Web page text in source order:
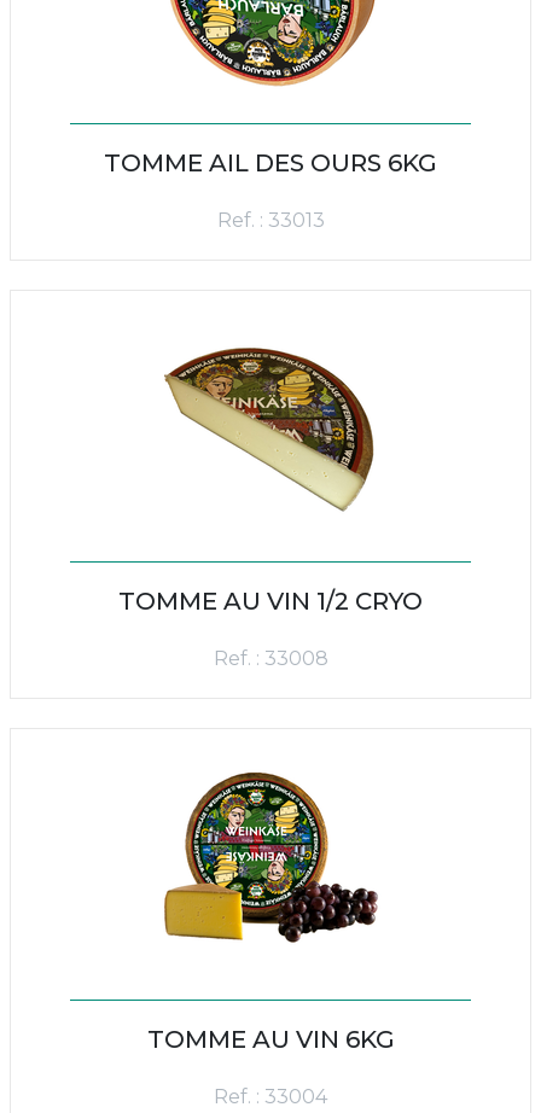
TOMME AIL DES OURS 6KG
Ref. : 33013
TOMME AU VIN 1/2 CRYO
Ref. : 33008
TOMME AU VIN 6KG
Ref. : 33004